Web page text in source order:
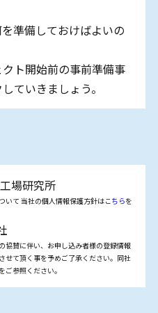
準備しておけばよいの
ト開始前の事前準備事
ていきましょう。
場研究所
て 当社の個人情報保護方針はこちらを
に伴い、お申し込み者様の登録情報
せて頂く事を予めご了承ください。同社
をご参照ください。